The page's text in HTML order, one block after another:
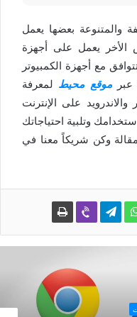
والمتنوعة بعضها يعمل
الأخر يعمل على أجهزة
مع أجهزة الكمبيوتر
عبرموقع محيط لمعرفة
على الإنترنت
وتلبية احتياجاتك
وكن شريكاً معنا في